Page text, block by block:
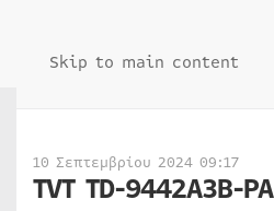
Skip to main content
10 Σεπτεμβρίου 2024 09:17
TVT TD-9442A3B-PA